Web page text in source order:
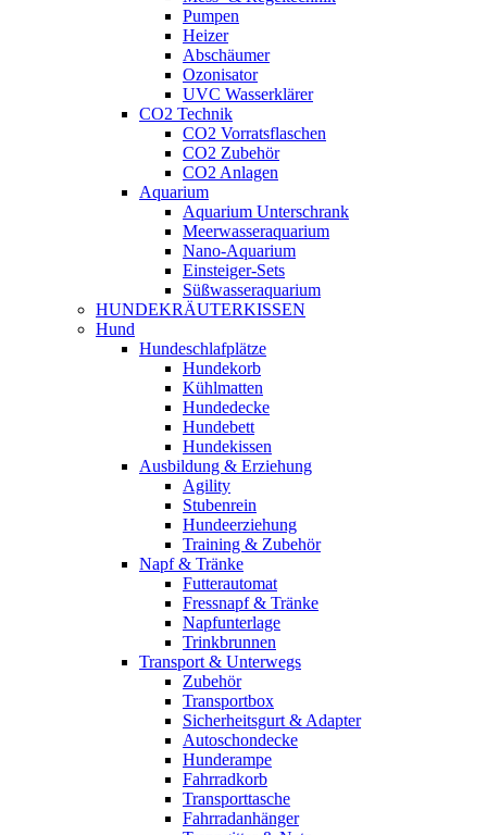
Pumpen
Heizer
Abschäumer
Ozonisator
UVC Wasserklärer
CO2 Technik
CO2 Vorratsflaschen
CO2 Zubehör
CO2 Anlagen
Aquarium
Aquarium Unterschrank
Meerwasseraquarium
Nano-Aquarium
Einsteiger-Sets
Süßwasseraquarium
HUNDEKRÄUTERKISSEN
Hund
Hundeschlafplätze
Hundekorb
Kühlmatten
Hundedecke
Hundebett
Hundekissen
Ausbildung & Erziehung
Agility
Stubenrein
Hundeerziehung
Training & Zubehör
Napf & Tränke
Futterautomat
Fressnapf & Tränke
Napfunterlage
Trinkbrunnen
Transport & Unterwegs
Zubehör
Transportbox
Sicherheitsgurt & Adapter
Autoschondecke
Hunderampe
Fahrradkorb
Transporttasche
Fahrradanhänger